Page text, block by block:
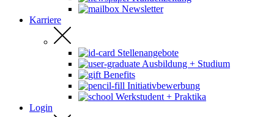
Newsletter
Karriere
Stellenangebote
Ausbildung + Studium
Benefits
Initiativbewerbung
Werkstudent + Praktika
Login